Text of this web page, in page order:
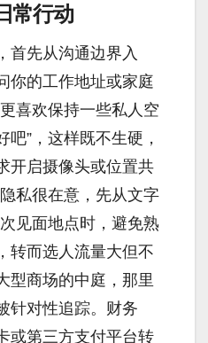
常行动
首先从沟通边界入
你的工作地址或家庭
喜欢保持一些私人空
”，这样既不生硬，
开启摄像头或位置共
私很在意，先从文字
见面地点时，避免熟
转而选人流量大但不
型商场的中庭，那里
针对性追踪。财务
或第三方支付平台转